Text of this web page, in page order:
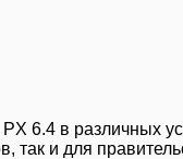
6.4 в различных
и для